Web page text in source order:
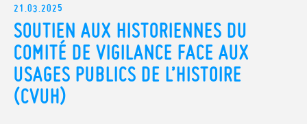
21.03.2025
SOUTIEN AUX HISTORIENNES DU
COMITÉ DE VIGILANCE FACE AUX
USAGES PUBLICS DE L’HISTOIRE
(CVUH)